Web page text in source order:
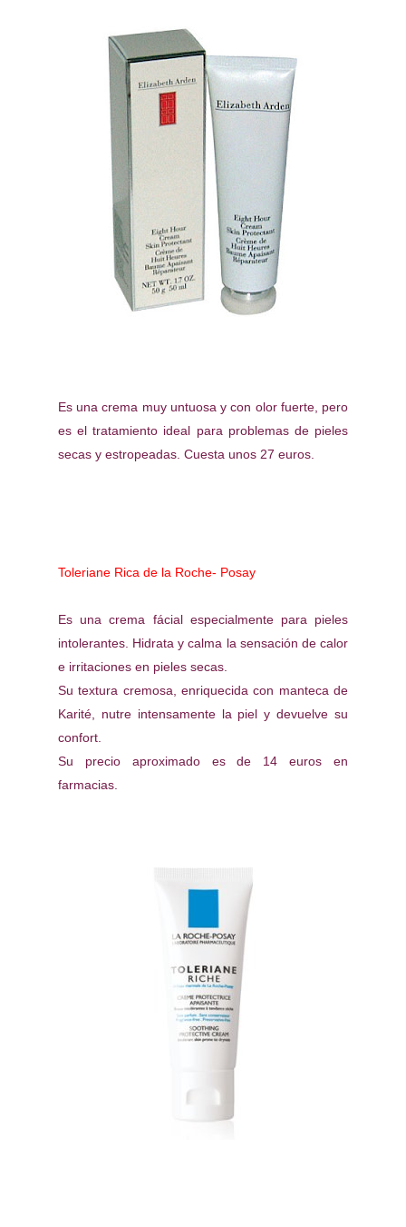
Es una crema muy untuosa y con olor fuerte, pero
es el tratamiento ideal para problemas de pieles
secas y estropeadas. Cuesta unos 27 euros.
Toleriane Rica de la Roche- Posay
Es una crema fácial especialmente para pieles
intolerantes. Hidrata y calma la sensación de calor
e irritaciones en pieles secas.
Su textura cremosa, enriquecida con manteca de
Karité, nutre intensamente la piel y devuelve su
confort.
Su precio aproximado es de 14 euros en
farmacias.